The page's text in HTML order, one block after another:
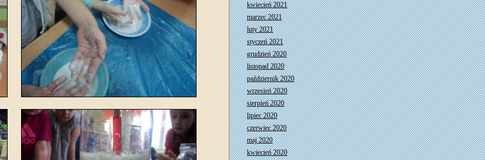
kwiecień 2021
marzec 2021
luty 2021
styczeń 2021
grudzień 2020
listopad 2020
październik 2020
wrzesień 2020
sierpień 2020
lipiec 2020
czerwiec 2020
maj 2020
kwiecień 2020